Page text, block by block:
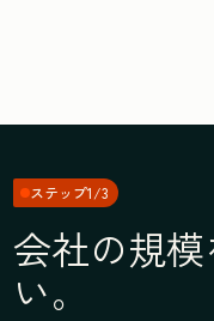
ステップ1/3
会社の規
い。